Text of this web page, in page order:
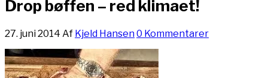
Drop bøffen – red klimaet!
27. juni 2014 Af Kjeld Hansen0 Kommentarer